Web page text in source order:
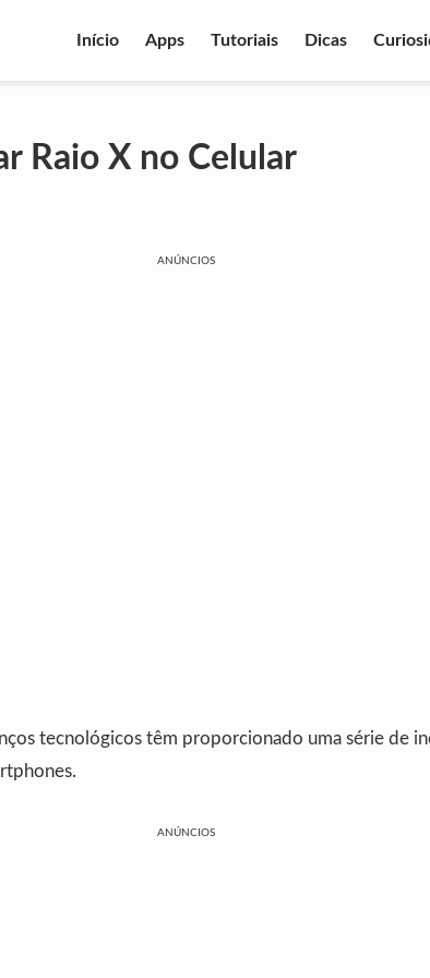
Início Apps Tutoriais Dicas
Raio X no Celular
ANÚNCIOS
tecnológicos têm proporcionado uma série de
ANÚNCIOS